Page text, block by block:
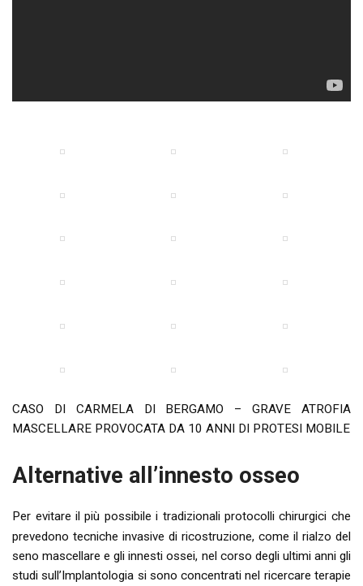
CASO DI CARMELA DI BERGAMO – GRAVE ATROFIA
MASCELLARE PROVOCATA DA 10 ANNI DI PROTESI MOBILE
Alternative all’innesto osseo
Per evitare il più possibile i tradizionali protocolli chirurgici che
prevedono tecniche invasive di ricostruzione, come il rialzo del
seno mascellare e gli innesti ossei, nel corso degli ultimi anni gli
studi sull’Implantologia si sono concentrati nel ricercare terapie